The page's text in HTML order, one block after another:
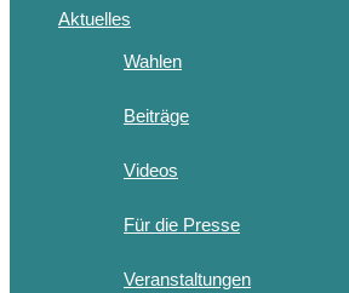
Aktuelles
Wahlen
Beiträge
Videos
Für die Presse
Veranstaltungen